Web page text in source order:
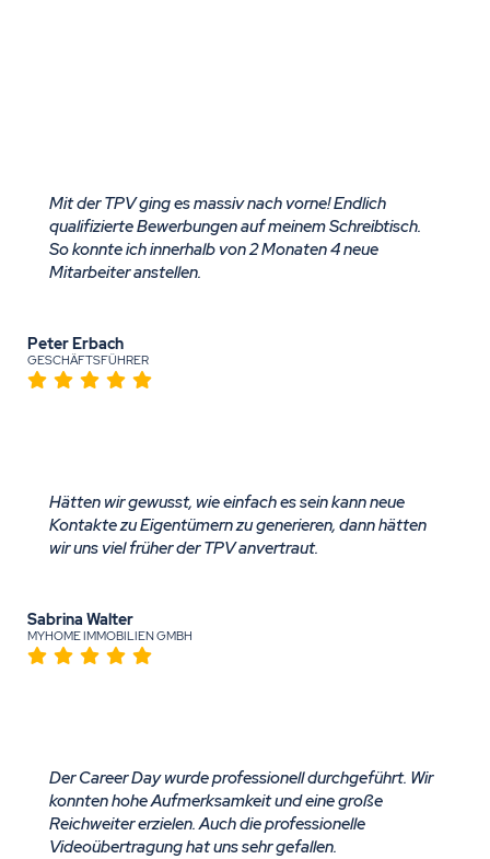
Mit der TPV ging es massiv nach vorne! Endlich
qualifizierte Bewerbungen auf meinem Schreibtisch.
So konnte ich innerhalb von 2 Monaten 4 neue
Mitarbeiter anstellen.
Peter Erbach
GESCHÄFTSFÜHRER
Hätten wir gewusst, wie einfach es sein kann neue
Kontakte zu Eigentümern zu generieren, dann hätten
wir uns viel früher der TPV anvertraut.
Sabrina Walter
MYHOME IMMOBILIEN GMBH
Der Career Day wurde professionell durchgeführt. Wir
konnten hohe Aufmerksamkeit und eine große
Reichweiter erzielen. Auch die professionelle
Videoübertragung hat uns sehr gefallen.